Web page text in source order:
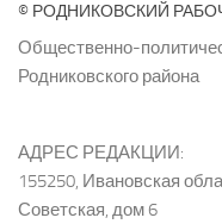
© РОДНИКОВСКИЙ
Общественно-
Родниковского района
АДРЕС РЕДАКЦИИ:
155250, Ивановская
Советская, дом 6